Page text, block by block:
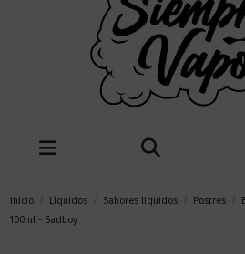
Inicio Líquidos Sabores liquidos Postres
100ml - Sadboy